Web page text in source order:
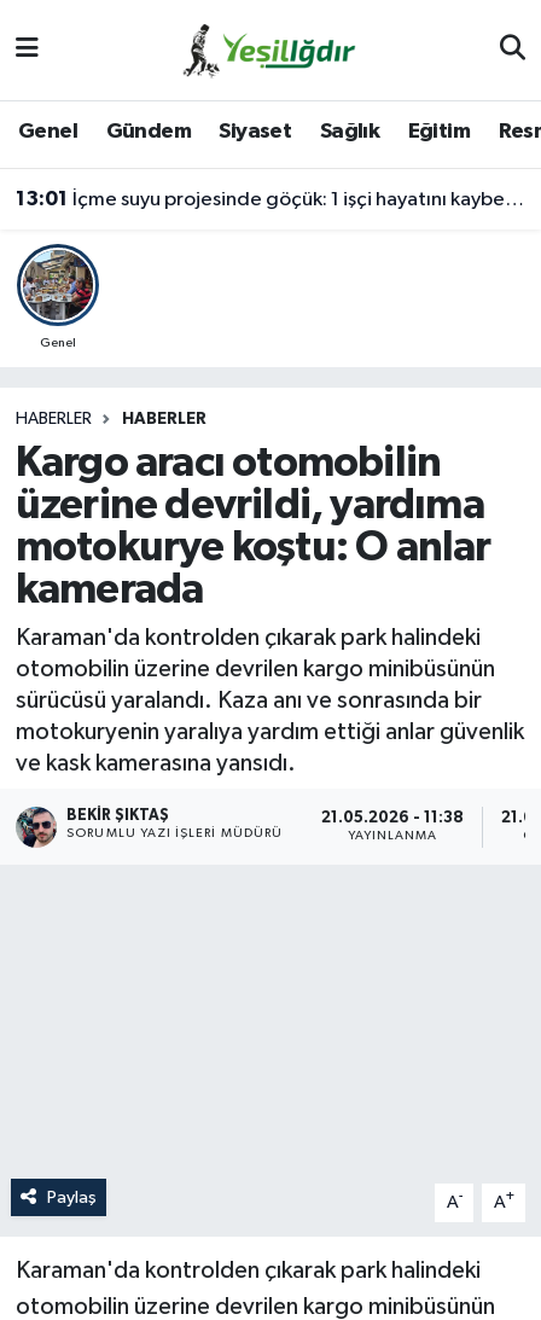
Genel Gündem Siyaset Sağlık Eğitim
13:01 İçme suyu projesinde göçük: 1 işçi hayatını kaybetti, 1'i ağır yaralı
Genel
HABERLER HABERLER
Kargo aracı otomobilin
üzerine devrildi, yardıma
motokurye koştu: O anlar
kamerada
Karaman'da kontrolden çıkarak park halindeki
otomobilin üzerine devrilen kargo minibüsünün
sürücüsü yaralandı. Kaza anı ve sonrasında bir
motokuryenin yaralıya yardım ettiği anlar güvenlik
ve kask kamerasına yansıdı.
BEKIR ŞIKTAŞ
SORUMLU YAZI İŞLERI MÜDÜRÜ
21.05.2026 - 11:38
YAYINLANMA
Paylaş A- A+
Karaman'da kontrolden çıkarak park halindeki
otomobilin üzerine devrilen kargo minibüsünün
İğdir Namaz Vakitleri
Iğdır Trafik Yoğunluk Haritası
Süper Lig Puan Durumu ve Fikstür
Son Dakika Haberleri
Haber Arşivi